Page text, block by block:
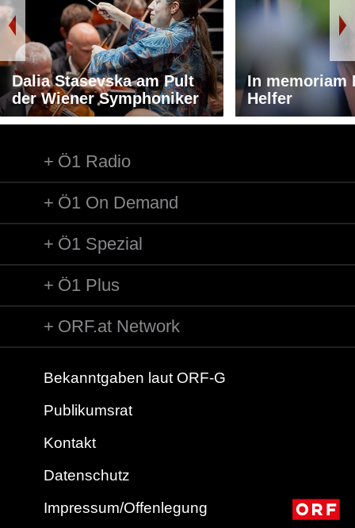
Dalia Stasevska am Pult
der Wiener Symphoniker
In memoriam
Helfer
Ö1 Radio
Ö1 On Demand
Ö1 Spezial
Ö1 Plus
ORF.at Network
Bekanntgaben laut ORF-G
Publikumsrat
Kontakt
Datenschutz
Impressum/Offenlegung